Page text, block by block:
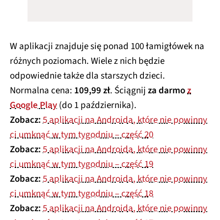
W aplikacji znajduje się ponad 100 łamigłówek na
różnych poziomach. Wiele z nich będzie
odpowiednie także dla starszych dzieci.
Normalna cena: 109,99 zł. Ściągnijza darmoz
Google Play(do 1 października).
Zobacz:5 aplikacji na Androida, które nie powinny
ci umknąć w tym tygodniu – część ​​20
Zobacz:5 aplikacji na Androida, które nie powinny
ci umknąć w tym tygodniu – część ​​​​​​19
Zobacz:5 aplikacji na Androida, które nie powinny
ci umknąć w tym tygodniu – część 18
Zobacz:5 aplikacji na Androida, które nie powinny